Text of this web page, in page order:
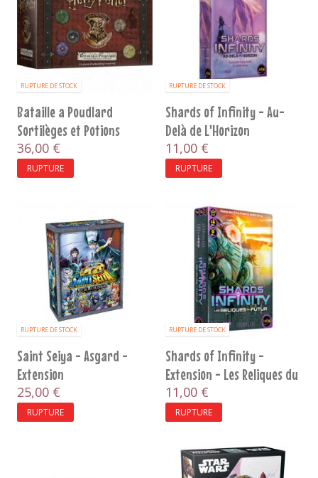
RUPTURE DE STOCK
Bataille a Poudlard
Sortilèges et Potions
36,00 €
RUPTURE
RUPTURE DE STOCK
Shards of Infinity - Au-
Delà de L'Horizon
11,00 €
RUPTURE
RUPTURE DE STOCK
Saint Seiya - Asgard -
Extension
25,00 €
RUPTURE
RUPTURE DE STOCK
Shards of Infinity -
Extension - Les Reliques du
Futur
11,00 €
RUPTURE